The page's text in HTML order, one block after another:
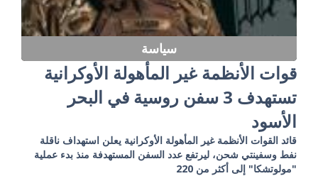
سياسة
قوات الأنظمة غير المأهولة الأوكرانية
تستهدف 3 سفن روسية في البحر
الأسود
قائد القوات الأنظمة غير المأهولة الأوكرانية يعلن استهداف ناقلة
نفط وسفينتي شحن، ليرتفع عدد السفن المستهدفة منذ بدء عملية
"مولوتشكا" إلى أكثر من 220